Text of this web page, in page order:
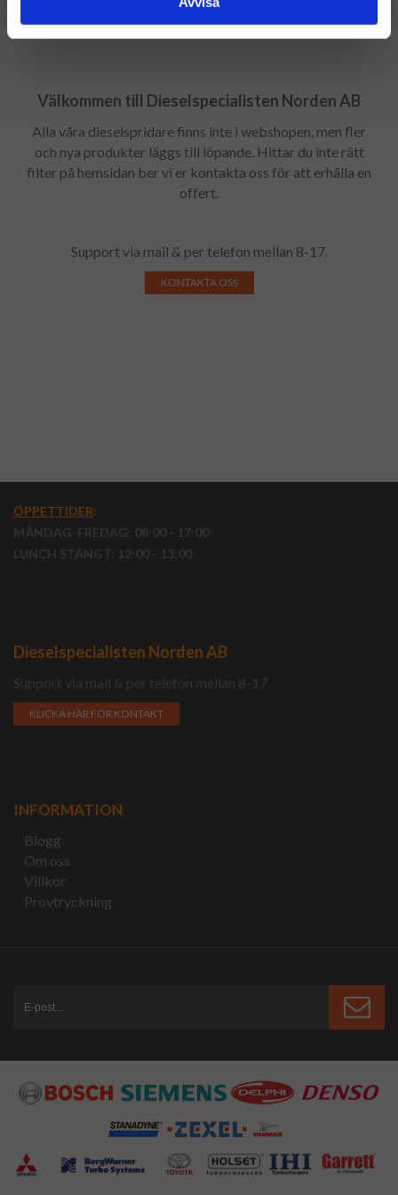
Välkommen till Dieselspecialisten Norden AB
Alla våra dieselspridare finns inte i webshopen, men fler
och nya produkter läggs till löpande. Hittar du inte rätt
filter på hemsidan ber vi er kontakta oss för att erhålla en
offert.
Support via mail & per telefon mellan 8-17.
KONTAKTA OSS
ÖPPETTIDER:
MÅNDAG-FREDAG: 08:00 - 17:00
LUNCH STÄNGT: 12:00 - 13:00
Dieselspecialisten Norden AB
Support via mail & per telefon mellan 8-17.
KLICKA HÄR FÖR KONTAKT
INFORMATION
Blogg
Om oss
Villkor
Provtryckning